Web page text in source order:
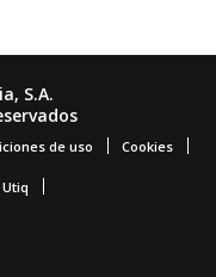
S.A.
de uso Cookies